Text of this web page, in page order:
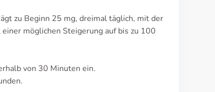
zu Beginn 25 mg, dreimal täglich, mit der
möglichen Steigerung auf bis zu 100
von 30 Minuten ein.